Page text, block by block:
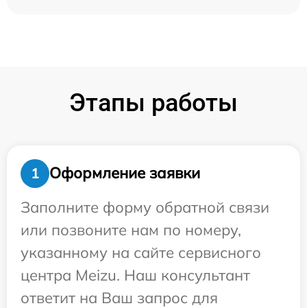
Этапы работы
1
Оформление заявки
Заполните форму обратной связи
или позвоните нам по номеру,
указанному на сайте сервисного
центра Meizu. Наш консультант
ответит на Ваш запрос для